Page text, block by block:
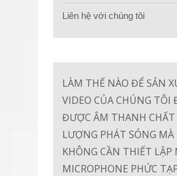
Liên hệ với chúng tôi
LÀM THẾ NÀO ĐỂ SẢN
VIDEO CỦA CHÚNG TÔI
ĐƯỢC ÂM THANH CHẤT
LƯỢNG PHÁT SÓNG MÀ
KHÔNG CẦN THIẾT LẬP
MICROPHONE PHỨC